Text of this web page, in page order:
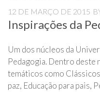
12 DE MARÇO DE 2015
Inspirações da
Um dos núcleos da
Pedagogia. Dentro deste
temáticos como Clássicos
paz, Educação para pais,